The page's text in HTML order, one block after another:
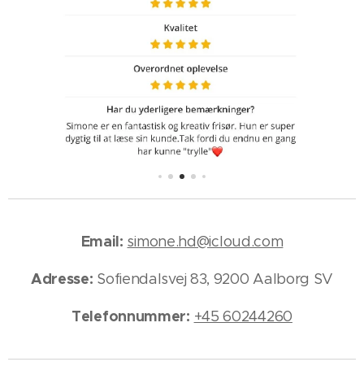
Email: simone.hd@icloud.com
Adresse: Sofiendalsvej 83, 9200 Aalborg SV
Telefonnummer: +45 60244260